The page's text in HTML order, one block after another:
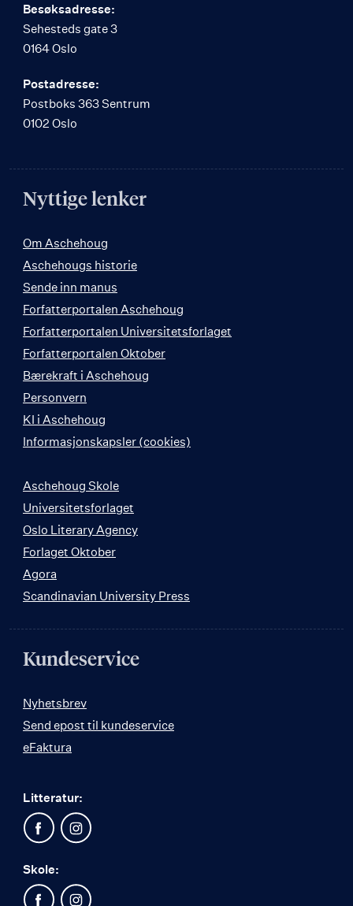
Besøksadresse:
Sehesteds gate 3
0164 Oslo
Postadresse:
Postboks 363 Sentrum
0102 Oslo
Nyttige lenker
Om Aschehoug
Aschehougs historie
Sende inn manus
Forfatterportalen Aschehoug
Forfatterportalen Universitetsforlaget
Forfatterportalen Oktober
Bærekraft i Aschehoug
Personvern
KI i Aschehoug
Informasjonskapsler (cookies)
Aschehoug Skole
Universitetsforlaget
Oslo Literary Agency
Forlaget Oktober
Agora
Scandinavian University Press
Kundeservice
Nyhetsbrev
Send epost til kundeservice
eFaktura
Litteratur:
Skole: